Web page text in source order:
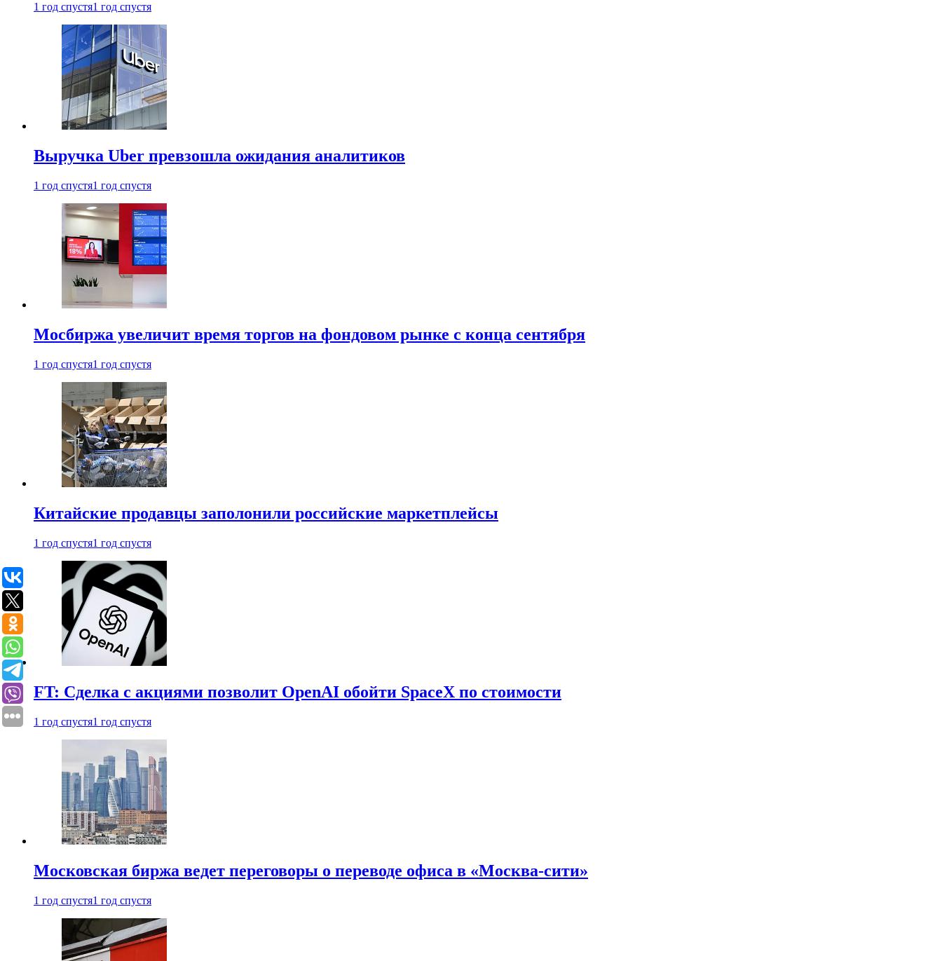
1 год спустя1 год спустя
Выручка Uber превзошла ожидания аналитиков
1 год спустя1 год спустя
Мосбиржа увеличит время торгов на фондовом рынке с конца сентября
1 год спустя1 год спустя
Китайские продавцы заполонили российские маркетплейсы
1 год спустя1 год спустя
FT: Сделка с акциями позволит OpenAI обойти SpaceX по стоимости
1 год спустя1 год спустя
Московская биржа ведет переговоры о переводе офиса в «Москва-сити»
1 год спустя1 год спустя